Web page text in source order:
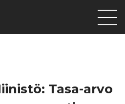
Tasa-arvo